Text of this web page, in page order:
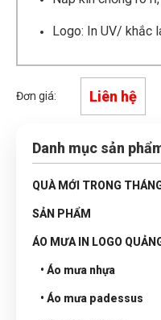
Logo: In UV/ khắc
Đơn giá: Liên hệ
Danh mục sản
QUÀ MỚI TRONG
SẢN PHẨM
ÁO MƯA IN LOGO
• Áo mưa nhựa
• Áo mưa padessus